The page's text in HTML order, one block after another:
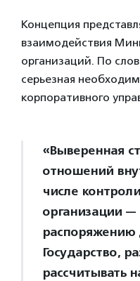
Концепция
взаимодействия
организаций. По
серьезная
корпоративного
«Выверенная
отношений
числе
организации —
Государство,
рассчитывать